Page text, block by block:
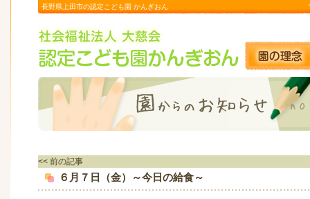
長野県上田市の認定こども園 かんぎおん
<< 前の記事
６月７日（金）～今日の給食～